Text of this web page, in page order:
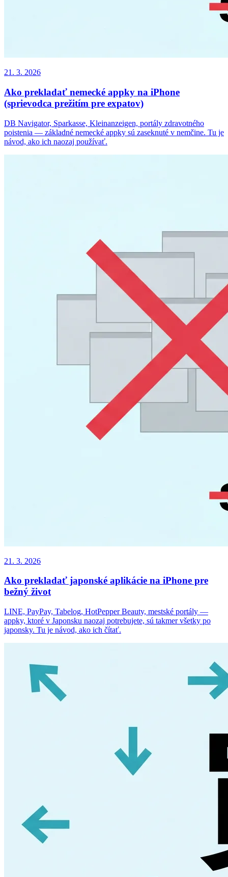
21. 3. 2026
Ako prekladať nemecké appky na iPhone
(sprievodca prežitím pre expatov)
DB Navigator, Sparkasse, Kleinanzeigen, portály zdravotného
poistenia — základné nemecké appky sú zaseknuté v nemčine. Tu je
návod, ako ich naozaj používať.
21. 3. 2026
Ako prekladať japonské aplikácie na iPhone pre
bežný život
LINE, PayPay, Tabelog, HotPepper Beauty, mestské portály —
appky, ktoré v Japonsku naozaj potrebujete, sú takmer všetky po
japonsky. Tu je návod, ako ich čítať.